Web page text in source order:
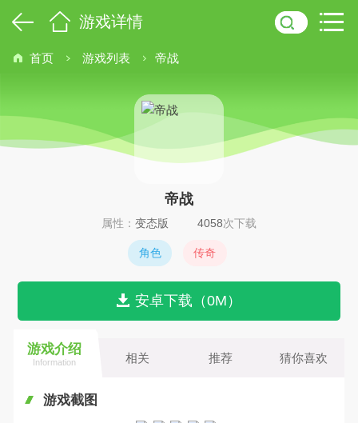
游戏详情
首页 游戏列表 帝战
帝战
属性： 变态版 4058次下载
角色 传奇
安卓下载（0M）
游戏介绍
Information 相关 推荐 猜你喜欢
游戏截图